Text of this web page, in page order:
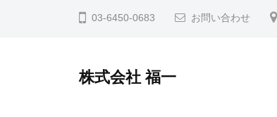
03-6450-0683 お問い合わせ
株式会社 福一